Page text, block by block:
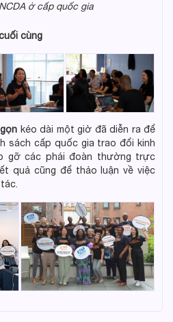
ở cấp quốc gia
cùng
kéo dài một giờ đã diễn ra để
sách cấp quốc gia trao đổi kinh
gỡ các phái đoàn thường trực
quả cũng để thảo luận về việc